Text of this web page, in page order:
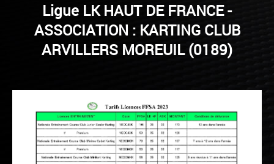
Ligue LK HAUT DE FRANCE -
ASSOCIATION : KARTING CLUB
ARVILLERS MOREUIL (0189)